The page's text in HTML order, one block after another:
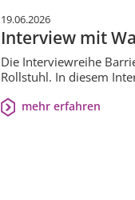
19.06.2026
Interview mit
Die Interviewreihe
Rollstuhl. In diesem
mehr erfahren